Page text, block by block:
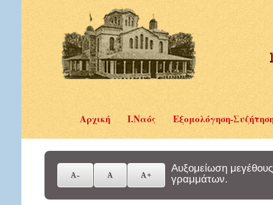
Αρχική Ι.Ναός Εξομολόγηση-
Αυξομείωση μεγέθους
γραμμάτων.